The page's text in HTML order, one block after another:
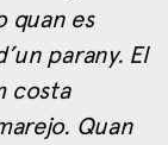
quan es
parany. El
costa
Quan